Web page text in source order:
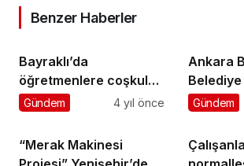
Benzer Haberler
Bayraklı’da
öğretmenlere coşkulu
kutlama
Gündem 4 yıl önce
Ankara
Belediye
Mansur
Mesajı
Gündem
“Merak Makinesi